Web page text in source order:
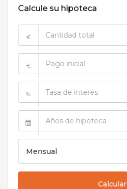
Calcule su hipoteca
€
€
%
Mensual
Calcular